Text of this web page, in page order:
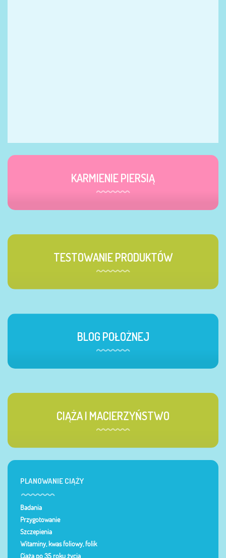
KARMIENIE PIERSIĄ
TESTOWANIE PRODUKTÓW
BLOG POŁOŻNEJ
CIĄŻA I MACIERZYŃSTWO
PLANOWANIE CIĄŻY
Badania
Przygotowanie
Szczepienia
Witaminy, kwas foliowy, folik
Ciąża po 35 roku życia